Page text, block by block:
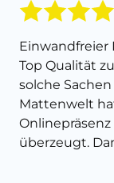
Einwandfreier
Top Qualität
solche
Mattenwelt
überzeugt.